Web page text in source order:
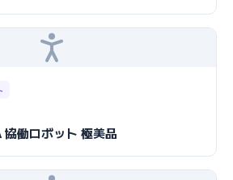
働ロボット 極美品